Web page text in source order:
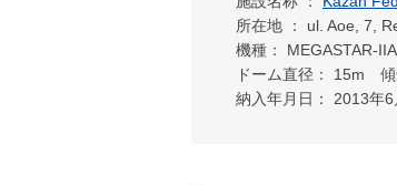
所在地 ： ul. Aoe, 7,
機種： MEGASTAR-
ドーム直径： 15m 傾
納入年月日： 2013年6